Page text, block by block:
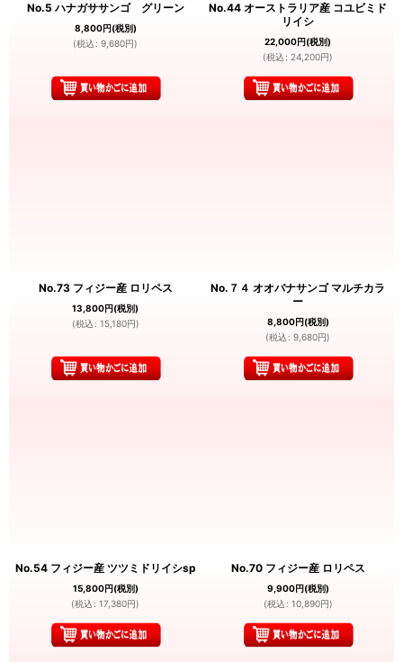
No.5 ハナガササンゴ グリーン
8,800円(税別)
(税込 : 9,680円)
No.44 オーストラリア産 コユビミド
リイシ
22,000円(税別)
(税込 : 24,200円)
No.73 フィジー産 ロリペス
13,800円(税別)
(税込 : 15,180円)
No.７４ オオバナサンゴ マルチカラ
ー
8,800円(税別)
(税込 : 9,680円)
No.54 フィジー産 ツツミドリイシsp
15,800円(税別)
(税込 : 17,380円)
No.70 フィジー産 ロリペス
9,900円(税別)
(税込 : 10,890円)